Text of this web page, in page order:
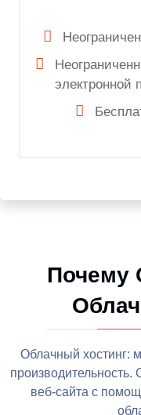
электронной
Почему
Облачный хостинг:
производительность.
веб-сайта с